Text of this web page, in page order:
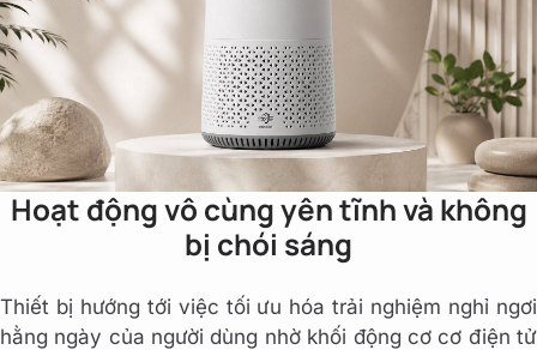
Hoạt động vô cùng yên tĩnh và không
bị chói sáng
Thiết bị hướng tới việc tối ưu hóa trải nghiệm nghỉ ngơi
hằng ngày của người dùng nhờ khối động cơ cơ điện tử